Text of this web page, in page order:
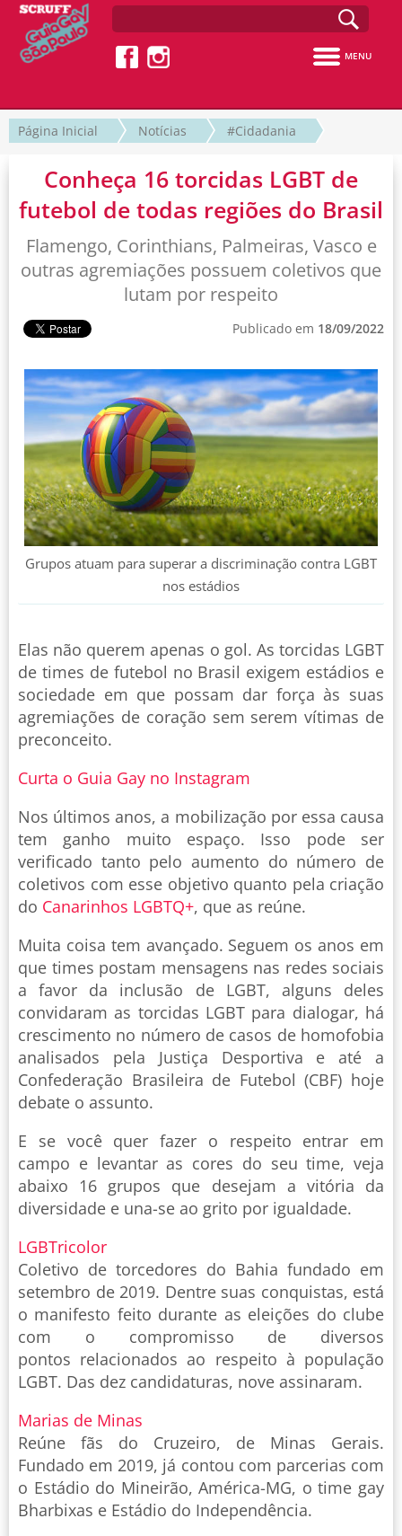
MENU
Página Inicial Notícias #Cidadania
Conheça 16 torcidas LGBT de
futebol de todas regiões do Brasil
Flamengo, Corinthians, Palmeiras, Vasco e
outras agremiações possuem coletivos que
lutam por respeito
Publicado em 18/09/2022
Grupos atuam para superar a discriminação contra LGBT
nos estádios
Elas não querem apenas o gol. As torcidas LGBT
de times de futebol no Brasil exigem estádios e
sociedade em que possam dar força às suas
agremiações de coração sem serem vítimas de
preconceito.
Curta o Guia Gay no Instagram
Nos últimos anos, a mobilização por essa causa
tem ganho muito espaço. Isso pode ser
verificado tanto pelo aumento do número de
coletivos com esse objetivo quanto pela criação
do Canarinhos LGBTQ+, que as reúne.
Muita coisa tem avançado. Seguem os anos em
que times postam mensagens nas redes sociais
a favor da inclusão de LGBT, alguns deles
convidaram as torcidas LGBT para dialogar, há
crescimento no número de casos de homofobia
analisados pela Justiça Desportiva e até a
Confederação Brasileira de Futebol (CBF) hoje
debate o assunto.
E se você quer fazer o respeito entrar em
campo e levantar as cores do seu time, veja
abaixo 16 grupos que desejam a vitória da
diversidade e una-se ao grito por igualdade.
LGBTricolor
Coletivo de torcedores do Bahia fundado em
setembro de 2019. Dentre suas conquistas, está
o manifesto feito durante as eleições do clube
com o compromisso de diversos
pontos relacionados ao respeito à população
LGBT. Das dez candidaturas, nove assinaram.
Marias de Minas
Reúne fãs do Cruzeiro, de Minas Gerais.
Fundado em 2019, já contou com parcerias com
o Estádio do Mineirão, América-MG, o time gay
Bharbixas e Estádio do Independência.